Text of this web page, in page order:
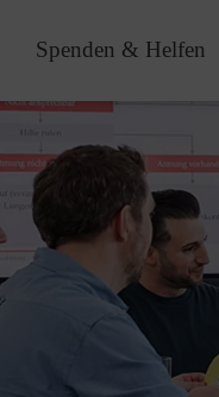
Spenden & Helfen